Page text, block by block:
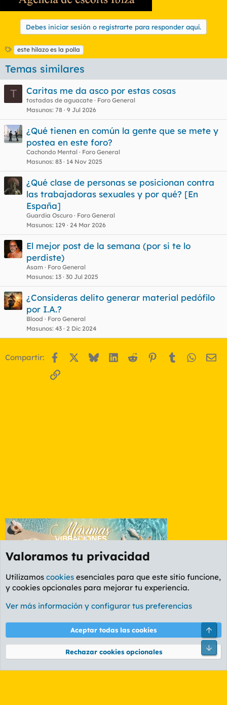
Debes iniciar sesión o registrarte para responder aquí.
E
t
i
u
t
s
este hilazo es la polla
Temas similares
T
Caritas me da asco por estas cosas
tostadas de aguacate
Foro General
Masunos 78 9 Jul 2026
¿Qué tienen en común la gente que se mete y
postea en este foro?
Cachondo Mental
Foro General
Masunos 83 14 Nov 2025
¿Qué clase de personas se posicionan contra
las trabajadoras sexuales y por qué? [En
España]
Guardia Oscuro
Foro General
Masunos 129 24 Mar 2026
El mejor post de la semana (por si te lo
perdiste)
Asam
Foro General
Masunos 13 30 Jul 2025
¿Consideras delito generar material pedófilo
por I.A.?
Blood
Foro General
Masunos 43 2 Dic 2024
Compartir: Facebook BlueskyLinkedIn
Reddit Pinterest
Tumblr
Enlace
Foro General
Cookies
PL OLDSTYLE AMARILLO
Términos y reglas Política de privacidad Ayuda
Community platform by XenForo® © 2010-2026 XenForo Ltd.
Valoramos tu privacidad
Utilizamos cookies esenciales para que este sitio funcione,
y cookies opcionales para mejorar tu experiencia.
Ver más información y configurar tus preferencias
Aceptar todas las cookies
Rechazar cookies opcionales
Pie